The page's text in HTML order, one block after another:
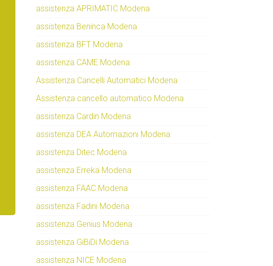
assistenza APRIMATIC Modena
assistenza Beninca Modena
assistenza BFT Modena
assistenza CAME Modena
Assistenza Cancelli Automatici Modena
Assistenza cancello automatico Modena
assistenza Cardin Modena
assistenza DEA Automazioni Modena
assistenza Ditec Modena
assistenza Erreka Modena
assistenza FAAC Modena
assistenza Fadini Modena
assistenza Genius Modena
assistenza GiBiDi Modena
assistenza NICE Modena